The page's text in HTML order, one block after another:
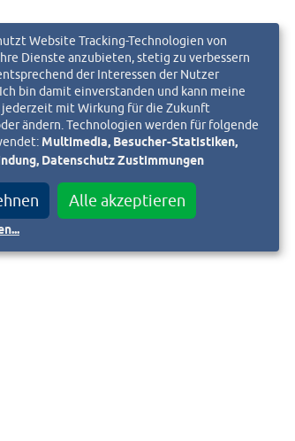
Website Tracking-Technologien von
Dienste anzubieten, stetig zu verbessern
der Interessen der Nutzer
bin damit einverstanden und kann meine
mit Wirkung für die Zukunft
ändern. Technologien werden für folgende
Multimedia, Besucher-Statistiken,
Datenschutz Zustimmungen
Alle akzeptieren
...